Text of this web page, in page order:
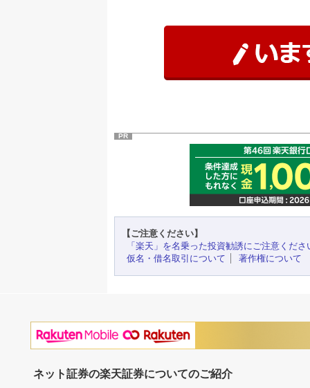
PR
【ご注意ください】
「楽天」を名乗った投資勧誘にご注意くださ
仮名・借名取引について
著作権について
ネット証券の楽天証券についてのご紹介